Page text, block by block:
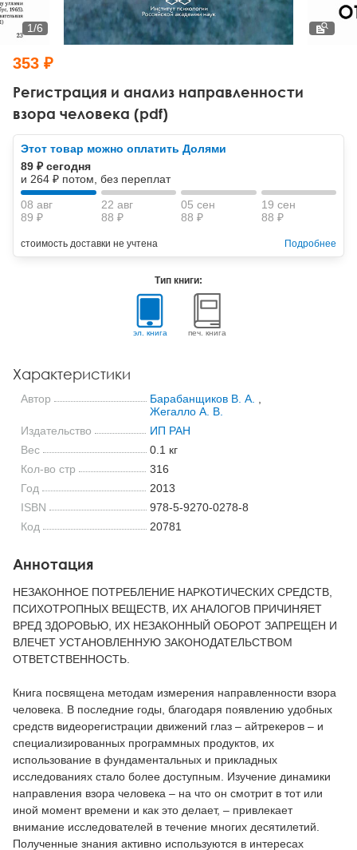
Тревожные расстройства, панические атаки
Психодрама
Другие направления психотерапии
Классический, эриксоновский гипноз и НЛП
НЛП
Психология труда и эргономика
Социальная психология
Социальная и организационная психология
Классический и юнгианский психоанализ
Регистрация и анализ направленности
взора человека (pdf)
1/6
353 ₽
Этот товар можно оплатить Долями
89 ₽ сегодня
и 264 ₽ потом, без переплат
08 авг
89 ₽
22 авг
88 ₽
05 сен
88 ₽
19 сен
88 ₽
стоимость доставки не учтена Подробнее
Тип книги:
эл. книга печ. книга
Характеристики
Автор Барабанщиков В. А.
Жегалло А. В.
Издательство
ИП РАН
Вес
0.1 кг
Кол-во стр
316
Год
2013
ISBN
978-5-9270-0278-8
Код
20781
Аннотация
НЕЗАКОННОЕ ПОТРЕБЛЕНИЕ НАРКОТИЧЕСКИХ СРЕДСТВ,
ПСИХОТРОПНЫХ ВЕЩЕСТВ, ИХ АНАЛОГОВ ПРИЧИНЯЕТ
ВРЕД ЗДОРОВЬЮ, ИХ НЕЗАКОННЫЙ ОБОРОТ ЗАПРЕЩЕН И
ВЛЕЧЕТ УСТАНОВЛЕННУЮ ЗАКОНОДАТЕЛЬСТВОМ
ОТВЕТСТВЕННОСТЬ.
Книга посвящена методам измерения направленности взора
человека. В последние годы, благодаря появлению удобных
средств видеорегистрации движений глаз – айтрекеров – и
специализированных программных продуктов, их
использование в фундаментальных и прикладных
исследованиях стало более доступным. Изучение динамики
направления взора человека – на что он смотрит в тот или
иной момент времени и как это делает, – привлекает
внимание исследователей в течение многих десятилетий.
Полученные знания активно используются в интересах